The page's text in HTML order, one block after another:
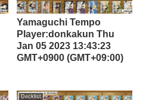
Yamaguchi Tempo
Player:donkakun Thu
Jan 05 2023 13:43:23
GMT+0900 (GMT+09:00)
Decklist